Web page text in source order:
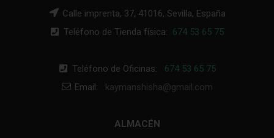
Calle imprenta, 37, 41016, Sevilla, España
Teléfono de Tienda física: 674 53 65 75
Teléfono de Oficinas: 674 53 65 75
Email:
kaymanshisha@gmail.com
ALMACÉN